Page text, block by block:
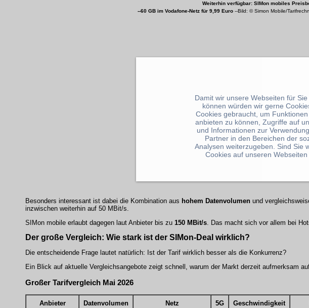
Weiterhin verfügbar: SIMon mobiles
--60 GB im Vodafone-Netz für 9,99 Euro --Bild: © Simon Mobile/
Besonders interessant ist dabei die Kombination aus hohem Datenvolumen und
inzwischen weiterhin auf 50 MBit/s.
SIMon mobile erlaubt dagegen laut Anbieter bis zu 150 MBit/s. Das macht sich vor allem bei
Der große Vergleich: Wie stark ist der SIMon-Deal wirklich?
Die entscheidende Frage lautet natürlich: Ist der Tarif wirklich besser als die Konkurrenz?
Ein Blick auf aktuelle Vergleichsangebote zeigt schnell, warum der Markt derzeit aufmerksam
Großer Tarifvergleich Mai 2026
Anbieter Datenvolumen Netz 5G Geschwindigkeit
Damit wir unsere Webseiten für
können würden wir gerne
Cookies gebraucht, um
anbieten zu können, Zugriffe auf
und Informationen zur
Partner in den Bereichen der
Analysen weiterzugeben. Sind Sie
Cookies auf unseren